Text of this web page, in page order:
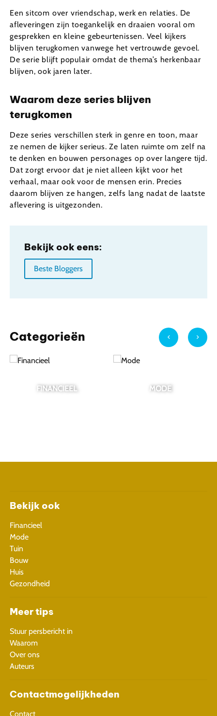
Een sitcom over vriendschap, werk en relaties. De
afleveringen zijn toegankelijk en draaien vooral om
gesprekken en kleine gebeurtenissen. Veel kijkers
blijven terugkomen vanwege het vertrouwde gevoel.
De serie blijft populair omdat de thema’s herkenbaar
blijven, ook jaren later.
Waarom deze series blijven
terugkomen
Deze series verschillen sterk in genre en toon, maar
ze nemen de kijker serieus. Ze laten ruimte om zelf na
te denken en bouwen personages op over langere tijd.
Dat zorgt ervoor dat je niet alleen kijkt voor het
verhaal, maar ook voor de mensen erin. Precies
daarom blijven ze hangen, zelfs lang nadat de laatste
aflevering is uitgezonden.
Bekijk ook eens:
Beste Bloggers
Categorieën
MODE
Bekijk ook
Financieel
Mode
Tuin
Bouw
Huis
Gezondheid
Meer tips
Stuur persbericht in
Waarom
Over ons
Auteurs
Contactmogelijkheden
Contact